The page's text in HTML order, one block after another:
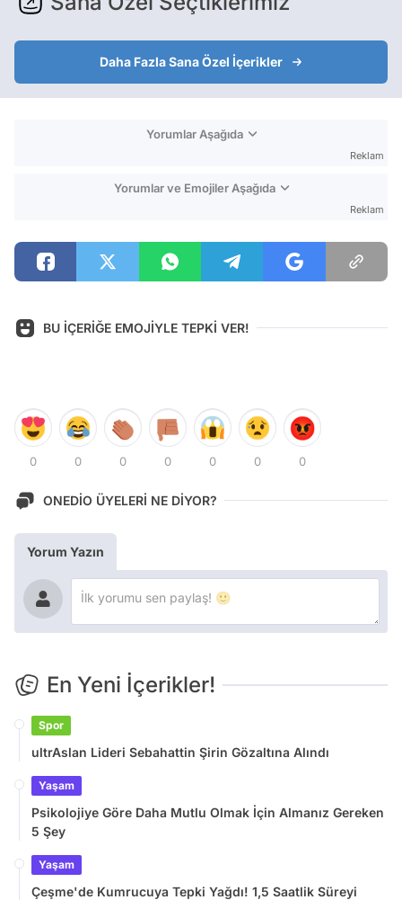
Daha Fazla Sana Özel İçerikler
Yorumlar Aşağıda
Reklam
Yorumlar ve Emojiler Aşağıda
Reklam
BU İÇERİĞE EMOJİYLE TEPKİ VER!
0 0 0 0 0 0 0
ONEDİO ÜYELERİ NE DİYOR?
Yorum Yazın
En Yeni İçerikler!
Spor
ultrAslan Lideri Sebahattin Şirin Gözaltına Alındı
Yaşam
Psikolojiye Göre Daha Mutlu Olmak İçin Almanız Gereken
5 Şey
Yaşam
Çeşme'de Kumrucuya Tepki Yağdı! 1,5 Saatlik Süreyi